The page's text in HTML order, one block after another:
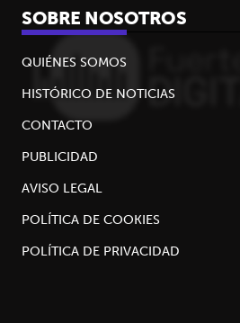
SOBRE NOSOTROS
QUIÉNES SOMOS
HISTÓRICO DE NOTICIAS
CONTACTO
PUBLICIDAD
AVISO LEGAL
POLÍTICA DE COOKIES
POLÍTICA DE PRIVACIDAD